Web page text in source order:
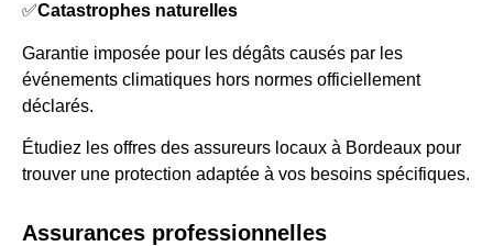
✅Catastrophes naturelles
Garantie imposée pour les dégâts causés par les
événements climatiques hors normes officiellement
déclarés.
Étudiez les offres des assureurs locaux à Bordeaux pour
trouver une protection adaptée à vos besoins spécifiques.
Assurances professionnelles